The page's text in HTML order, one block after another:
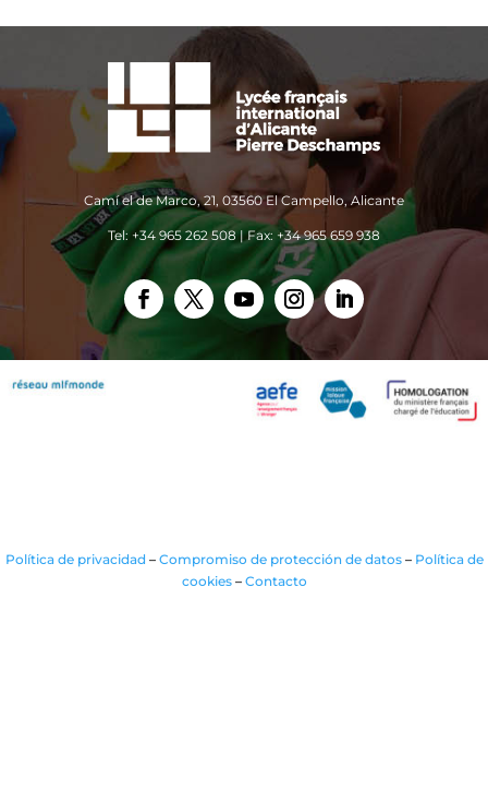
Camí el de Marco, 21, 03560 El Campello, Alicante
Tel: +34 965 262 508 | Fax: +34 965 659 938
Política de privacidad – Compromiso de protección de datos– Política de
cookies– Contacto